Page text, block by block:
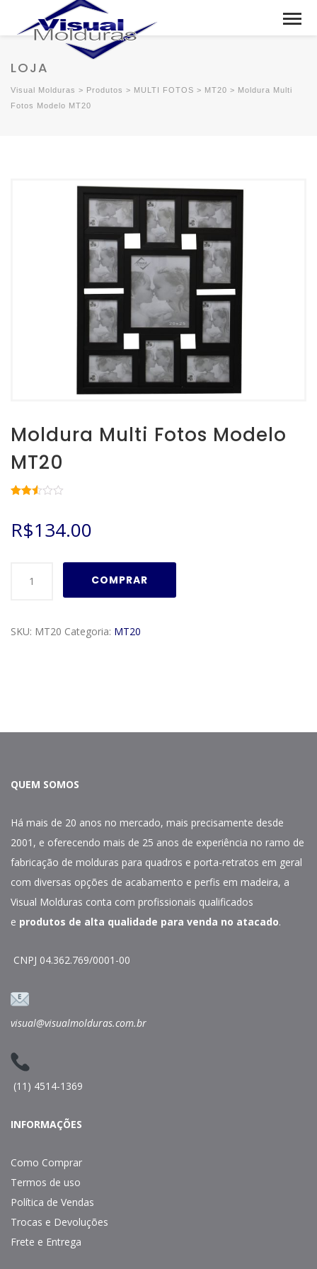
LOJA
Visual Molduras > Produtos > MULTI FOTOS > MT20 > Moldura Multi
Fotos Modelo MT20
Moldura Multi Fotos Modelo
MT20
2.52
de 5,
R$134.00
Modelo
COMPRAR
SKU: MT20 Categoria: MT20
QUEM SOMOS
Há mais de 20 anos no mercado, mais precisamente desde
2001, e oferecendo mais de 25 anos de experiência no ramo de
fabricação de molduras para quadros e porta-retratos em geral
com diversas opções de acabamento e perfis em madeira, a
Visual Molduras conta com profissionais qualificados
e produtos de alta qualidade para venda no atacado.
CNPJ 04.362.769/0001-00
visual@visualmolduras.com.br
(11) 4514-1369
INFORMAÇÕES
Como Comprar
Termos de uso
Política de Vendas
Trocas e Devoluções
Frete e Entrega